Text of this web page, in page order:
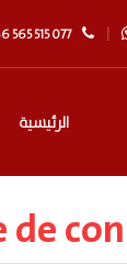
565 515 077
الرئيسية
de